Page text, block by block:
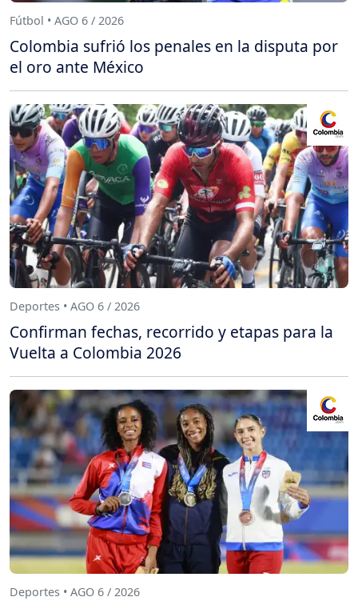
Fútbol • AGO 6 / 2026
Colombia sufrió los penales en la disputa por
el oro ante México
Deportes • AGO 6 / 2026
Confirman fechas, recorrido y etapas para la
Vuelta a Colombia 2026
Deportes • AGO 6 / 2026